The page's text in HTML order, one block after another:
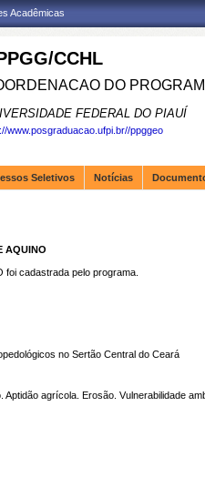
Acadêmicas
CCHL
DO
FEDERAL DO PIAUÍ
www.posgraduacao.ufpi.br//ppggeo
Seletivos Notícias
AQUINO
cadastrada pelo programa.
no Sertão Central do Ceará
agrícola. Erosão. Vulnerabilidade